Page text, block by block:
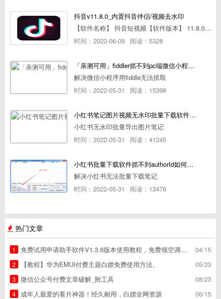
抖音v11.8.0_内置抖音伴侣/视频去水印
【软件名称】 抖音短视频【软件版本】 11.8.0【软件大小】 83.74M【是否Root】不需要【测试机型】PCML10 [oppo Reno Ace]【文字介绍】 抖音短视频app是一款很有意思娱
时间：2022-06-09 阅读：5328
「亲测可用」fiddler抓不到pc端微信小程序包解决方案
解决微信小程序用fiddle无法抓取
时间：2022-05-31
阅读：15398
小红书笔记图片视频无水印批量下载软件使用教程
小红书无水印批量导出图片笔记
时间：2022-05-31
阅读：41245
小红书批量下载软件抓不到authorId如何解决
解决小红书无法批量下载笔记
时间：2022-05-31
阅读：13476
热门文章
04/15
1
免费试用申请助手软件V1.3.6版本使用教程，免费领空调冰箱，附下载地址
05/23
2
【教程】华为EMUI付费主题白嫖免费使用方法。
08/23
3
微信公众号付费文章破解_附工具
06/15
4
成年人最爱的看片神器！经久耐用，白嫖全网资源